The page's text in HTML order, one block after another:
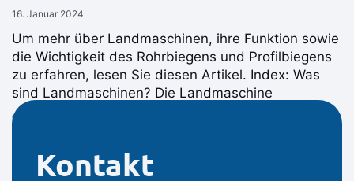
16. Januar 2024
Um mehr über Landmaschinen, ihre Funktion sowie
die Wichtigkeit des Rohrbiegens und Profilbiegens
zu erfahren, lesen Sie diesen Artikel. Index: Was
sind Landmaschinen? Die Landmaschine
Weiterlesen ⟶
Kontakt